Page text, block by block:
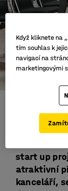
Zasedací
start up
atraktivní
kanceláří,
Když kliknete na
tím souhlas k
navigací na
marketingovými